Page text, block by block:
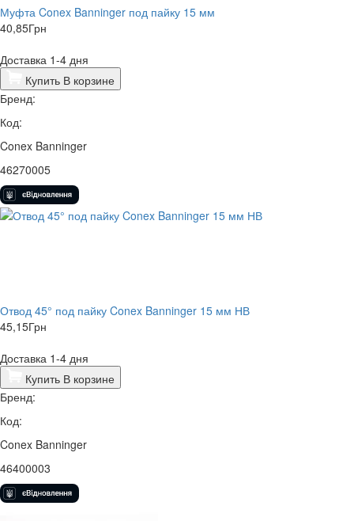
Муфта Conex Banninger под пайку 15 мм
40,85Грн
Доставка 1-4 дня
Купить В корзине
Бренд:
Код:
Conex Banninger
46270005
Отвод 45° под пайку Conex Banninger 15 мм НВ
45,15Грн
Доставка 1-4 дня
Купить В корзине
Бренд:
Код:
Conex Banninger
46400003